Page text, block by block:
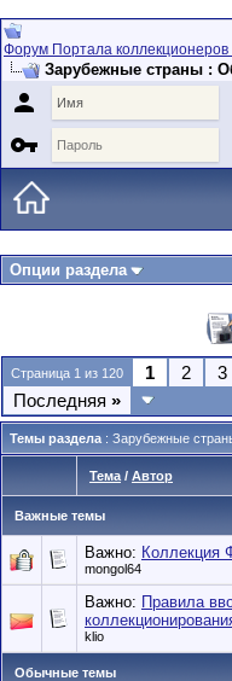
Форум Портала коллекционеров
Зарубежные страны :


Опции раздела
Страница 1 из 120 1 2 3
Последняя »
Темы раздела : Зарубежные
Тема / Автор
Важные темы
Важно: Коллекция
mongol64
Важно: Правила
klio
Обычные темы